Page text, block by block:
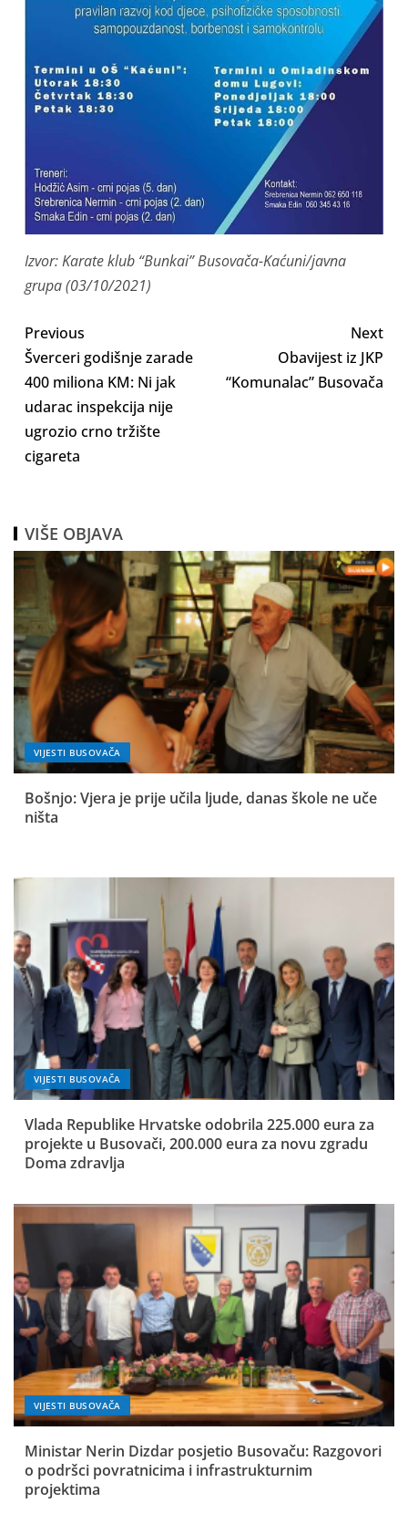
Izvor: Karate klub “Bunkai” Busovača-Kaćuni/javna
grupa (03/10/2021)
Previous
Šverceri godišnje zarade
400 miliona KM: Ni jak
udarac inspekcija nije
ugrozio crno tržište
cigareta
Next
Obavijest iz JKP
“Komunalac” Busovača
VIŠE OBJAVA
VIJESTI BUSOVAČA
Bošnjo: Vjera je prije učila ljude, danas škole ne uče
ništa
VIJESTI BUSOVAČA
Vlada Republike Hrvatske odobrila 225.000 eura za
projekte u Busovači, 200.000 eura za novu zgradu
Doma zdravlja
VIJESTI BUSOVAČA
Ministar Nerin Dizdar posjetio Busovaču: Razgovori
o podršci povratnicima i infrastrukturnim
projektima